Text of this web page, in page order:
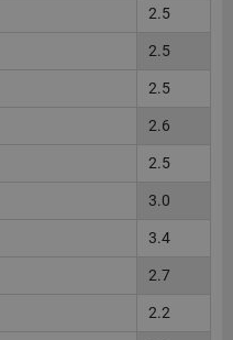
2.5
2.5
2.5
2.6
2.5
3.0
3.4
2.7
2.2